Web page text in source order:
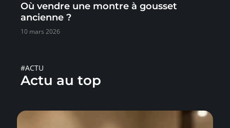
Où vendre une montre à gousset
ancienne ?
10 mars 2026
#ACTU
Actu au top